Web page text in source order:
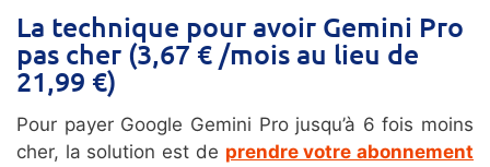
La technique pour avoir Gemini Pro
pas cher (3,67 € /mois au lieu de
21,99 €)
Pour payer Google Gemini Pro jusqu’à 6 fois moins
cher, la solution est de prendre votre abonnement